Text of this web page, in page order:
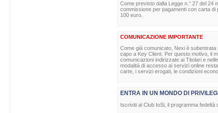
Come previsto dalla Legge n.° 27 del 24
commissione per pagamenti con carta
100 euro.
COMUNICAZIONE IMPORTANTE
Come già comunicato, Nexi è
capo a Key Client. Per questo motivo, il
comunicazioni indirizzate ai Titolari e
modalità di accesso ai servizi online
carte, i servizi erogati, le condizioni
ENTRA IN UN MONDO DI
Iscriviti al Club IoSi, il programma